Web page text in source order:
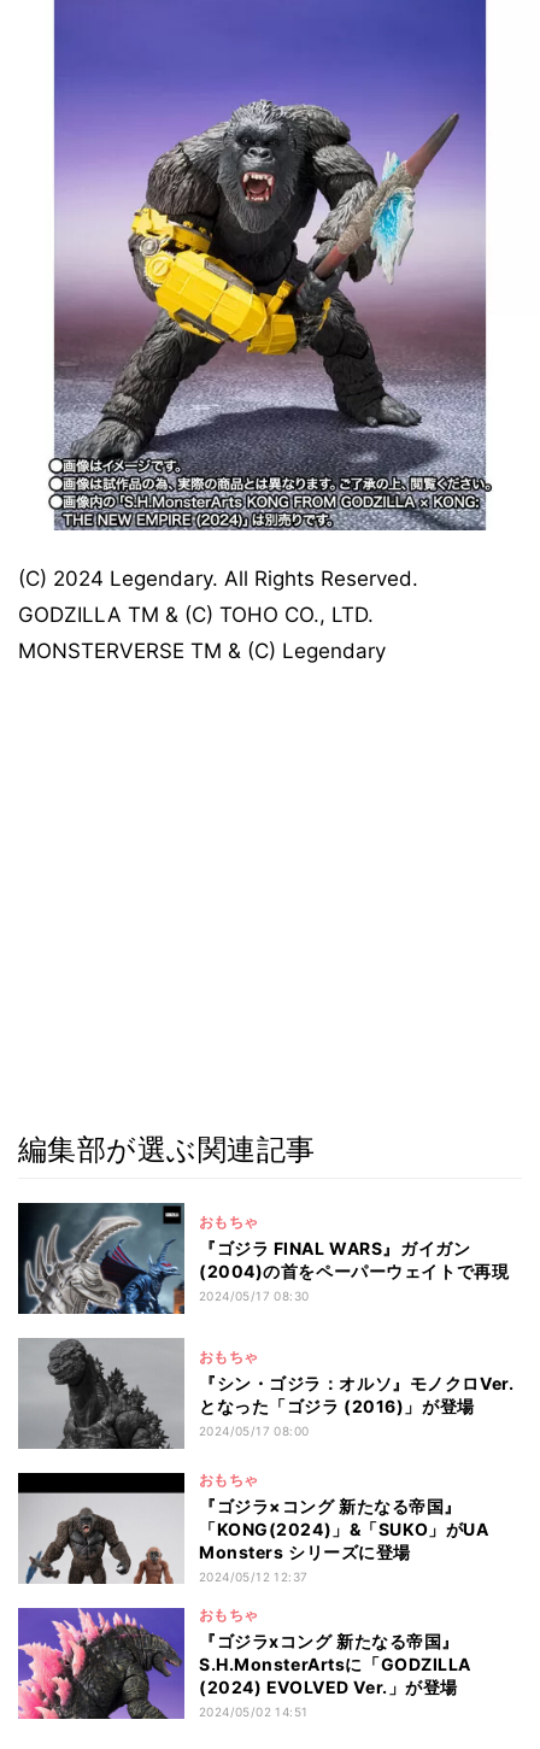
(C) 2024 Legendary. All Rights Reserved.
GODZILLA TM & (C) TOHO CO., LTD.
MONSTERVERSE TM & (C) Legendary
編集部が選ぶ関連記事
おもちゃ
『ゴジラ FINAL WARS』ガイガン
(2004)の首をペーパーウェイトで再現
2024/05/17 08:30
おもちゃ
『シン・ゴジラ：オルソ』モノクロVer.
となった「ゴジラ (2016)」が登場
2024/05/17 08:00
おもちゃ
『ゴジラ×コング 新たなる帝国』
「KONG(2024)」&「SUKO」がUA
Monsters シリーズに登場
2024/05/12 12:37
おもちゃ
『ゴジラxコング 新たなる帝国』
S.H.MonsterArtsに「GODZILLA
(2024) EVOLVED Ver.」が登場
2024/05/02 14:51